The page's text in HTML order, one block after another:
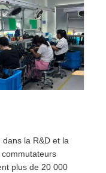
la R&D et la
plus de 20 000